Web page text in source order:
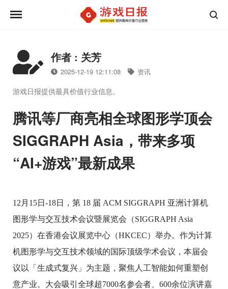
作者 : 关芳
2025-12-19 12:11:08 资讯
游戏日报提供最具价值行业信息。
腾讯等厂商亮相全球图形学顶会
SIGGRAPH Asia，带来多项
“AI+游戏”最新成果
12月15日-18日，第 18 届 ACM SIGGRAPH 亚洲计算机
图形学与交互技术会议暨展览会（SIGGRAPH Asia
2025）在香港会议展览中心（HKCEC）举办。作为计算
机图形学与交互技术领域的国际顶级学术会议，本届会
议以「生成式复兴」为主题，聚焦人工智能如何重塑创
意产业。大会吸引全球超7000名参会者、600余位演讲嘉